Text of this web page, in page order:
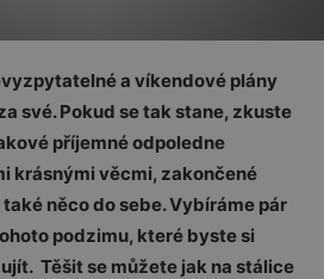
a víkendové plány
své. Pokud se tak stane, zkuste
příjemné odpoledne
krásnými věcmi, zakončené
něco do sebe. Vybíráme pár
podzimu, které byste si
Těšit se můžete jak na stálice